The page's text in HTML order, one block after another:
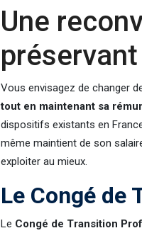
Une
Vous envisagez de changer
tout en maintenant sa
dispositifs existants en
même maintient de son
exploiter au mieux.
Le Congé de
Le Congé de Transition